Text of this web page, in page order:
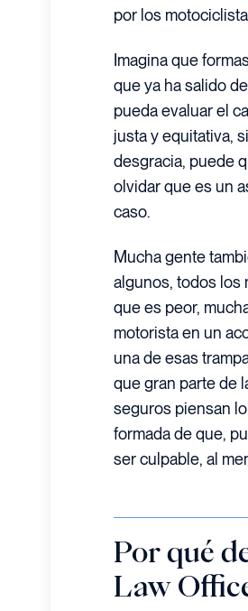
por los
Imagina que
que ya ha salido
pueda evaluar el
justa y equitativa,
desgracia, puede
olvidar que es un
caso.
Mucha gente
algunos, todos los
que es peor,
motorista en un
una de esas
que gran parte de
seguros piensan
formada de que,
ser culpable, al
Por qué
Law